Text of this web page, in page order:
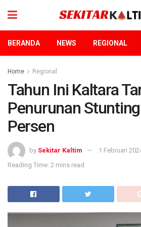
BERANDA NEWS REGIONAL
Home Regional
Tahun Ini Kaltara
Penurunan
Persen
by Sekitar Kaltim
1 Februari
Reading Time: 2 mins read